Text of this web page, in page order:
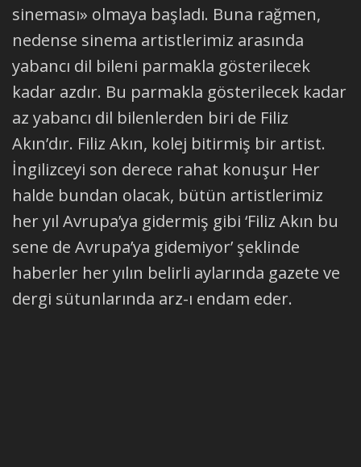
sineması» olmaya başladı. Buna rağmen,
nedense sinema artistlerimiz arasında
yabancı dil bileni parmakla gösterilecek
kadar azdır. Bu parmakla gösterilecek kadar
az yabancı dil bilenlerden biri de Filiz
Akın’dır. Filiz Akın, kolej bitirmiş bir artist.
İngilizceyi son derece rahat konuşur Her
halde bundan olacak, bütün artistlerimiz
her yıl Avrupa’ya gidermiş gibi ‘Filiz Akın bu
sene de Avrupa’ya gidemiyor’ şeklinde
haberler her yılın belirli aylarında gazete ve
dergi sütunlarında arz-ı endam eder.